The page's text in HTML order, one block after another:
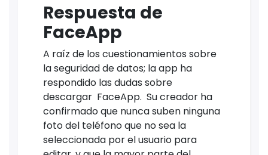
Respuesta de
FaceApp
A raíz de los cuestionamientos sobre
la seguridad de datos; la app ha
respondido las dudas sobre
descargar FaceApp. Su creador ha
confirmado que nunca suben ninguna
foto del teléfono que no sea la
seleccionada por el usuario para